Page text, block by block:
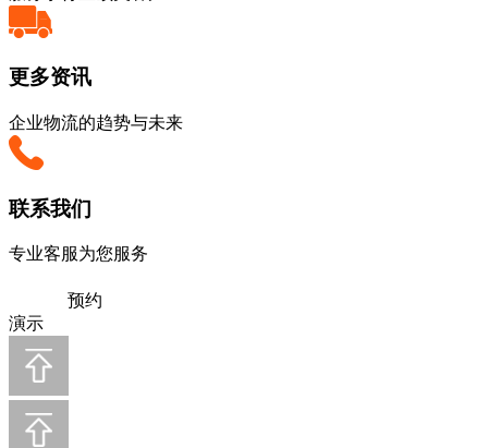
更多资讯
企业物流的趋势与未来
联系我们
专业客服为您服务
预约
演示